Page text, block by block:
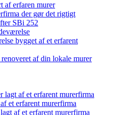
af erfaren murer
der gør det rigtigt
SBi 252
bygget af et erfarent
af din lokale murer
lagt af et erfarent murerfirma
et erfarent murerfirma
af et erfarent murerfirma